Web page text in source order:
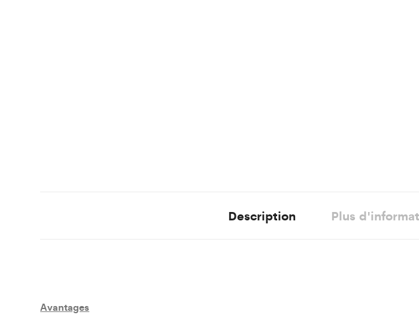
Description Plus
Avantages